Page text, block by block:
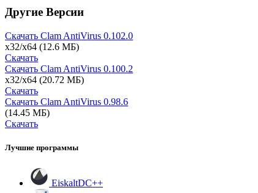
Другие Версии
Скачать Clam AntiVirus 0.102.0
x32/x64 (12.6 МБ)
Скачать
Скачать Clam AntiVirus 0.100.2
x32/x64 (20.72 МБ)
Скачать
Скачать Clam AntiVirus 0.98.6
(14.45 МБ)
Скачать
Лучшие программы
EiskaltDC++